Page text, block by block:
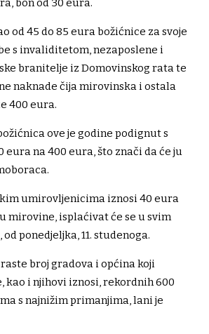
bon od 30 eura.
od 45 do 85 eura božićnice za svoje
s invaliditetom, nezaposlene i
branitelje iz Domovinskog rata te
naknade čija mirovinska i ostala
400 eura.
ove je godine podignut s
eura na 400 eura, što znači da će ju
umirovljenicima iznosi 40 eura
mirovine, isplaćivat će se u svim
ponedjeljka, 11. studenoga.
broj gradova i općina koji
kao i njihovi iznosi, rekordnih 600
s najnižim primanjima, lani je